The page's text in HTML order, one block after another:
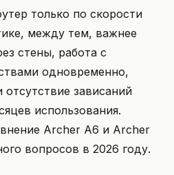
только по скорости
между тем, важнее
стены, работа с
одновременно,
отсутствие зависаний
использования.
Archer A6 и Archer
вопросов в 2026 году.